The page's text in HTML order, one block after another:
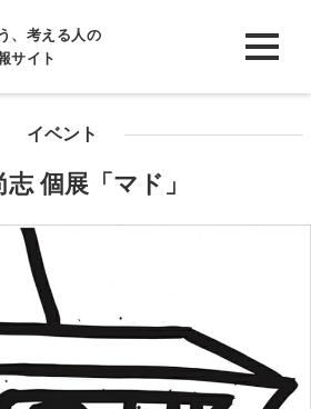
、考える人の
サイト
イベント
志 個展「マド」